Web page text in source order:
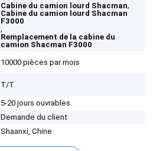
Cabine du camion lourd Shacman,
Cabine du camion lourd Shacman
F3000
,
Remplacement de la cabine du
camion Shacman F3000
10000 pièces par mois
T/T
5-20 jours ouvrables
Demande du client
Shaanxi, Chine